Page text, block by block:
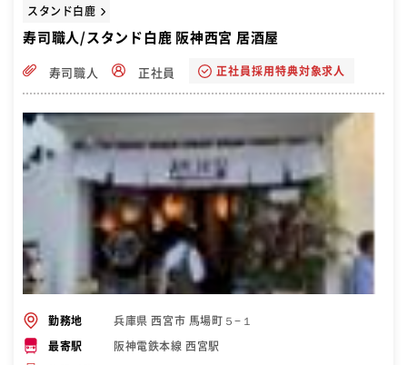
スタンド白鹿
寿司職人/スタンド白鹿 阪神西宮 居酒屋
寿司職人 正社員 正社員採用特典対象求人
勤務地 兵庫県 西宮市 馬場町５−１
最寄駅 阪神電鉄本線 西宮駅